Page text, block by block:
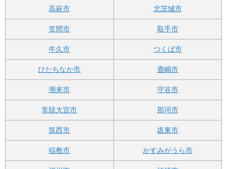
高萩市 北茨城市
笠間市 取手市
牛久市 つくば市
ひたちなか市 鹿嶋市
潮来市 守谷市
常陸大宮市 那珂市
筑西市 坂東市
稲敷市 かすみがうら市